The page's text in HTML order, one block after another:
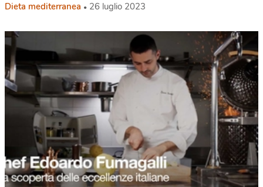
Dieta mediterranea 26 luglio 2023